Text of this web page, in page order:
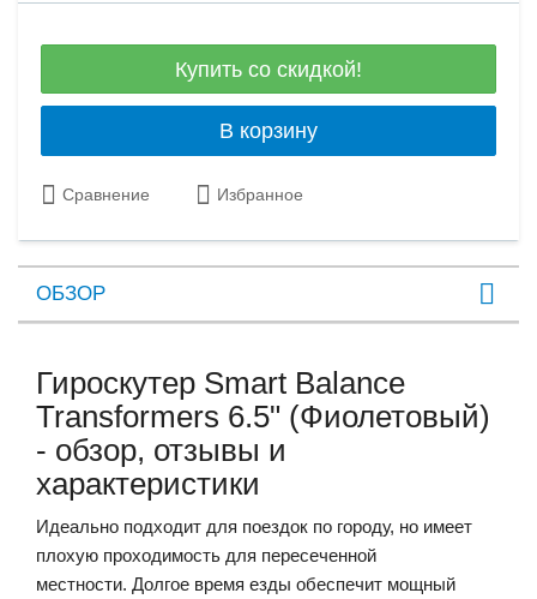
Купить со скидкой!
В корзину
Сравнение Избранное
ОБЗОР
Гироскутер Smart Balance
Transformers 6.5" (Фиолетовый)
- обзор, отзывы и
характеристики
Идеально подходит для поездок по городу, но имеет
плохую проходимость для пересеченной
местности. Долгое время езды обеспечит мощный